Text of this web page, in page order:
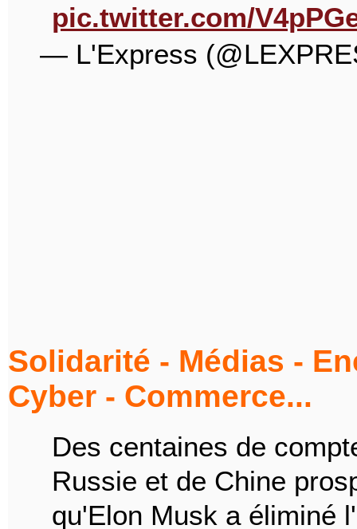
pic.twitter.com/
— L'Express
Solidarité - Médias -
Cyber - Commerce...
Des centaines de
Russie et de Chine
qu'Elon Musk a éliminé